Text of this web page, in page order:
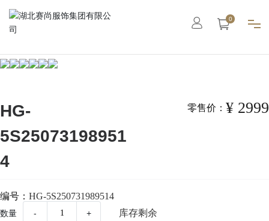
首页
智能工厂
0
HG-
5S25073198951
4
零售价： ¥ 2999
编号： HG-5S250731989514
数量 - + 库存剩余